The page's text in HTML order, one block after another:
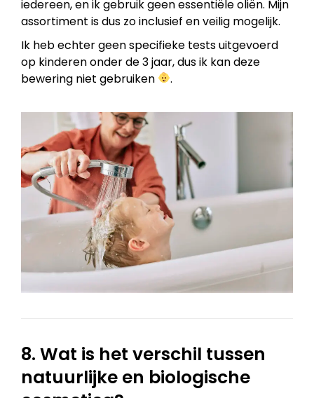
iedereen, en ik gebruik geen essentiële oliën. Mijn
assortiment is dus zo inclusief en veilig mogelijk.
Ik heb echter geen specifieke tests uitgevoerd
op kinderen onder de 3 jaar, dus ik kan deze
bewering niet gebruiken
.
8. Wat is het verschil tussen
natuurlijke en biologische